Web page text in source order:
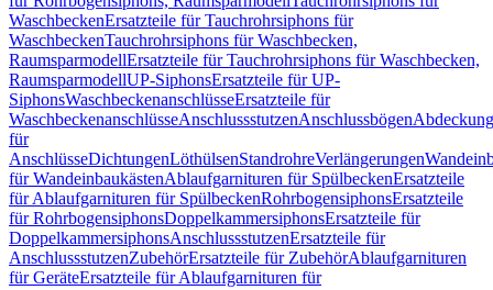
WaschbeckenErsatzteile für Tauchrohrsiphons für
WaschbeckenTauchrohrsiphons für Waschbecken,
RaumsparmodellErsatzteile für Tauchrohrsiphons für Waschbecken,
RaumsparmodellUP-SiphonsErsatzteile für UP-
SiphonsWaschbeckenanschlüsseErsatzteile für
WaschbeckenanschlüsseAnschlussstutzenAnschlussbögen
für
AnschlüsseDichtungenLöthülsenStandrohreVerlängerungen
für WandeinbaukästenAblaufgarnituren für SpülbeckenErsatzteile
für Ablaufgarnituren für SpülbeckenRohrbogensiphonsErsatzteile
für RohrbogensiphonsDoppelkammersiphonsErsatzteile für
DoppelkammersiphonsAnschlussstutzenErsatzteile für
AnschlussstutzenZubehörErsatzteile für ZubehörAblaufgarnituren
für GeräteErsatzteile für Ablaufgarnituren für